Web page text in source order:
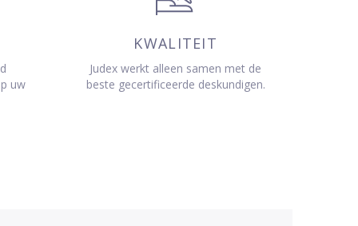
uw
KWALITEIT
Judex werkt alleen samen met de
beste gecertificeerde deskundigen.